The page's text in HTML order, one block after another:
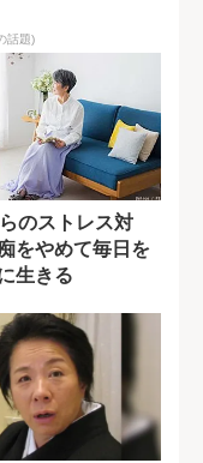
話題)
のストレス対
をやめて毎日を
生きる